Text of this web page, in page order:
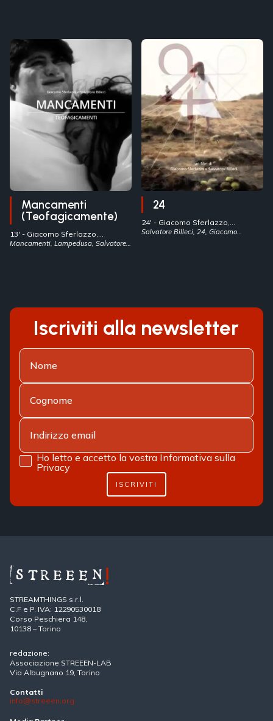
Mancamenti
(Teofagicamente)
13' - Giacomo Sferlazzo,
Salvatore Billeci
- Italia
Mancamenti, Lampedusa, Salvatore
24
24' - Giacomo Sferlazzo,
Salvatore Billeci
- Italia
Salvatore Billeci, 24, Giacomo
Iscriviti alla newsletter
Ho letto e accetto la vostra Informativa sulla
Privacy
ISCRIVITI
STREAMTHINGS s.r.l.
C.F e P. IVA: 12290530018
Corso Peschiera 148,
10138 – Torino
redazione:
Associazione STREEEN-LAB
Via Albugnano 19, Torino
Contatti
info@streeen.org